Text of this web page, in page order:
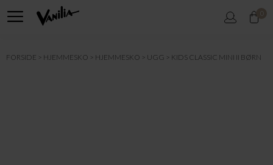
0
FORSIDE HJEMMESKO HJEMMESKO UGG KIDS CLASSIC MINI II BØRN